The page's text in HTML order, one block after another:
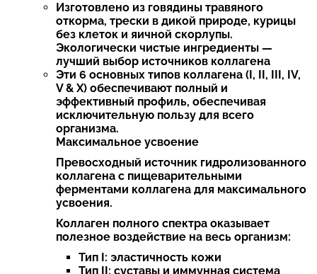
Изготовлено из говядины травяного
откорма, трески в дикой природе, курицы
без клеток и яичной скорлупы.
Экологически чистые ингредиенты —
лучший выбор источников коллагена
Эти 6 основных типов коллагена (I, II, III, IV,
V & X) обеспечивают полный и
эффективный профиль, обеспечивая
исключительную пользу для всего
организма.
Максимальное усвоение
Превосходный источник гидролизованного
коллагена с пищеварительными
ферментами коллагена для максимального
усвоения.
Коллаген полного спектра оказывает
полезное воздействие на весь организм:
Тип I: эластичность кожи
Тип II: суставы и иммунная система